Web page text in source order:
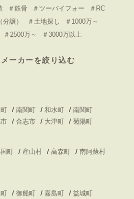
＃鉄骨 ＃ツーバイフォー
＃RC
譲） ＃土地探し
＃1000万～
＃2500万～ ＃3000万以上
ーカーを絞り込む
/ 南関町 / 和水町 / 南関町
/ 合志市 / 大津町 / 菊陽町
町 / 産山村 / 高森町 / 南阿蘇村
/ 御船町 / 嘉島町 / 益城町